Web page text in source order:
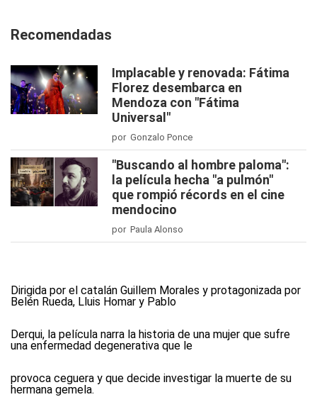
Recomendadas
Implacable y renovada: Fátima
Florez desembarca en
Mendoza con "Fátima
Universal"
por Gonzalo Ponce
"Buscando al hombre paloma":
la película hecha "a pulmón"
que rompió récords en el cine
mendocino
por Paula Alonso
Dirigida por el catalán Guillem Morales y protagonizada por
Belén Rueda, Lluis Homar y Pablo
Derqui, la película narra la historia de una mujer que sufre
una enfermedad degenerativa que le
provoca ceguera y que decide investigar la muerte de su
hermana gemela.